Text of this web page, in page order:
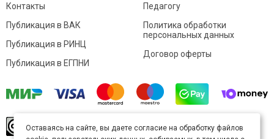
Контакты
Педагогу
Публикация в ВАК
Публикация в РИНЦ
Публикация в ЕГПНИ
Политика обработки
персональных данных
Договор оферты
произведение доступно полицензии Creative
Оставаясь на сайте, вы даете согласие на обработку файлов